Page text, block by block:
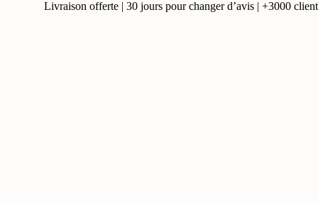
Livraison offerte | 30 jours pour changer d’avis | +3000